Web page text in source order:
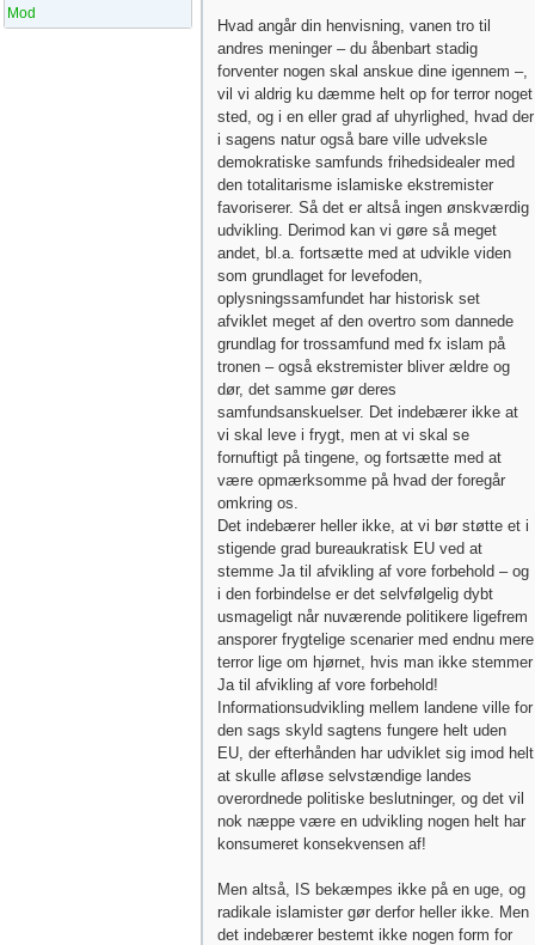
Mod
Hvad angår din henvisning, vanen tro til
andres meninger – du åbenbart stadig
forventer nogen skal anskue dine igennem –,
vil vi aldrig ku dæmme helt op for terror noget
sted, og i en eller grad af uhyrlighed, hvad der
i sagens natur også bare ville udveksle
demokratiske samfunds frihedsidealer med
den totalitarisme islamiske ekstremister
favoriserer. Så det er altså ingen ønskværdig
udvikling. Derimod kan vi gøre så meget
andet, bl.a. fortsætte med at udvikle viden
som grundlaget for levefoden,
oplysningssamfundet har historisk set
afviklet meget af den overtro som dannede
grundlag for trossamfund med fx islam på
tronen – også ekstremister bliver ældre og
dør, det samme gør deres
samfundsanskuelser. Det indebærer ikke at
vi skal leve i frygt, men at vi skal se
fornuftigt på tingene, og fortsætte med at
være opmærksomme på hvad der foregår
omkring os.
Det indebærer heller ikke, at vi bør støtte et i
stigende grad bureaukratisk EU ved at
stemme Ja til afvikling af vore forbehold – og
i den forbindelse er det selvfølgelig dybt
usmageligt når nuværende politikere ligefrem
ansporer frygtelige scenarier med endnu mere
terror lige om hjørnet, hvis man ikke stemmer
Ja til afvikling af vore forbehold!
Informationsudvikling mellem landene ville for
den sags skyld sagtens fungere helt uden
EU, der efterhånden har udviklet sig imod helt
at skulle afløse selvstændige landes
overordnede politiske beslutninger, og det vil
nok næppe være en udvikling nogen helt har
konsumeret konsekvensen af!
Men altså, IS bekæmpes ikke på en uge, og
radikale islamister gør derfor heller ikke. Men
det indebærer bestemt ikke nogen form for